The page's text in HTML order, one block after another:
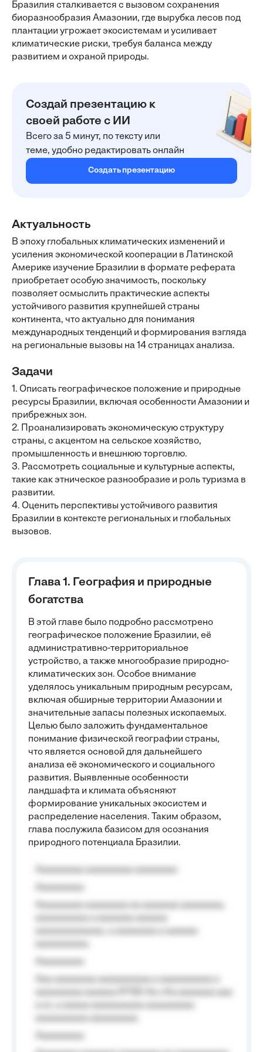
Бразилия сталкивается с вызовом сохранения
биоразнообразия Амазонии, где вырубка лесов под
плантации угрожает экосистемам и усиливает
климатические риски, требуя баланса между
развитием и охраной природы.
Создай презентацию к
своей работе с ИИ
Всего за 5 минут, по тексту или
теме, удобно редактировать онлайн
Создать презентацию
Актуальность
В эпоху глобальных климатических изменений и
усиления экономической кооперации в Латинской
Америке изучение Бразилии в формате реферата
приобретает особую значимость, поскольку
позволяет осмыслить практические аспекты
устойчивого развития крупнейшей страны
континента, что актуально для понимания
международных тенденций и формирования взгляда
на региональные вызовы на 14 страницах анализа.
Задачи
1. Описать географическое положение и природные
ресурсы Бразилии, включая особенности Амазонии и
прибрежных зон.
2. Проанализировать экономическую структуру
страны, с акцентом на сельское хозяйство,
промышленность и внешнюю торговлю.
3. Рассмотреть социальные и культурные аспекты,
такие как этническое разнообразие и роль туризма в
развитии.
4. Оценить перспективы устойчивого развития
Бразилии в контексте региональных и глобальных
вызовов.
Глава 1. География и природные
богатства
В этой главе было подробно рассмотрено
географическое положение Бразилии, её
административно-территориальное
устройство, а также многообразие природно-
климатических зон. Особое внимание
уделялось уникальным природным ресурсам,
включая обширные территории Амазонии и
значительные запасы полезных ископаемых.
Целью было заложить фундаментальное
понимание физической географии страны,
что является основой для дальнейшего
анализа её экономического и социального
развития. Выявленные особенности
ландшафта и климата объясняют
формирование уникальных экосистем и
распределение населения. Таким образом,
глава послужила базисом для осознания
природного потенциала Бразилии.